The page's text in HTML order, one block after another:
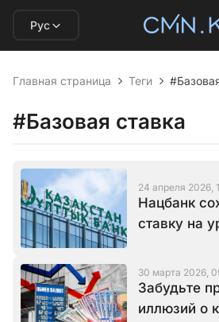
Рус
Главная страница Теги
#Базовая ставка
24 апреля 2026,
Нацбанк
ставку на
30 марта 2026,
Забудьте
иллюзий о